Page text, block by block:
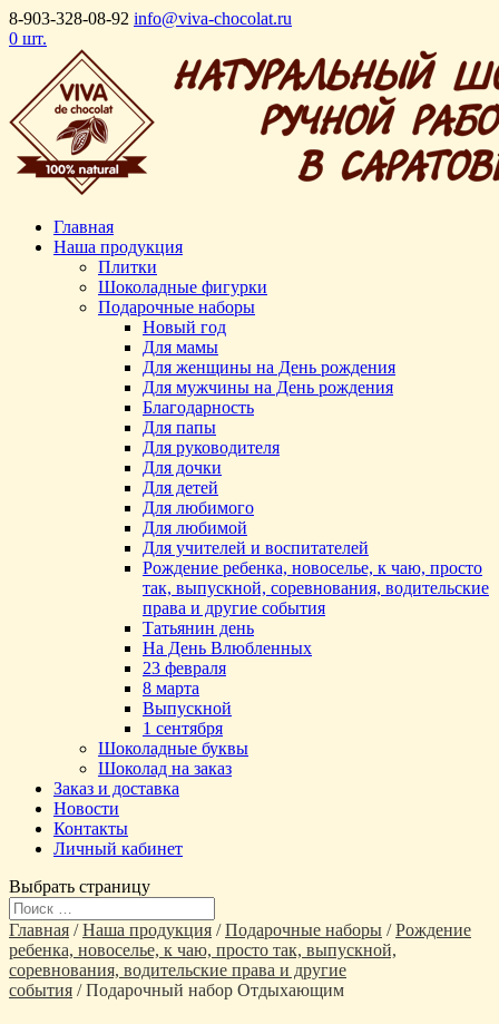
8-903-328-08-92 info@viva-chocolat.ru
0 шт.
Главная
Наша продукция
Плитки
Шоколадные фигурки
Подарочные наборы
Новый год
Для мамы
Для женщины на День рождения
Для мужчины на День рождения
Благодарность
Для папы
Для руководителя
Для дочки
Для детей
Для любимого
Для любимой
Для учителей и воспитателей
Рождение ребенка, новоселье, к чаю, просто
так, выпускной, соревнования, водительские
права и другие события
Татьянин день
На День Влюбленных
23 февраля
8 марта
Выпускной
1 сентября
Шоколадные буквы
Шоколад на заказ
Заказ и доставка
Новости
Контакты
Личный кабинет
Выбрать страницу
Главная /Наша продукция /Подарочные наборы /Рождение
ребенка, новоселье, к чаю, просто так, выпускной,
соревнования, водительские права и другие
события / Подарочный набор Отдыхающим